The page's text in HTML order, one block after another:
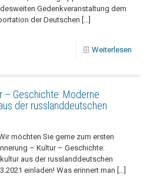
Gedenkveranstaltung dem
der Deutschen […]
Weiterlesen
– Geschichte: Moderne
der russlanddeutschen
möchten Sie gerne zum ersten
– Kultur – Geschichte:
aus der russlanddeutschen
einladen! Was erinnert man […]